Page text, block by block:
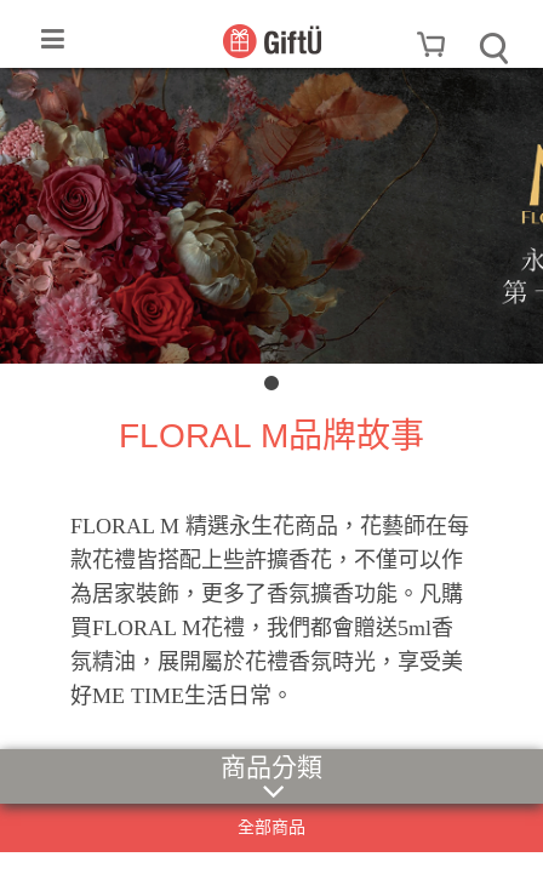
FLORAL M品牌故事
FLORAL M 精選永生花商品，花藝師在每
款花禮皆搭配上些許擴香花，不僅可以作
為居家裝飾，更多了香氛擴香功能。凡購
買FLORAL M花禮，我們都會贈送5ml香
氛精油，展開屬於花禮香氛時光，享受美
好ME TIME生活日常。
商品分類
全部商品